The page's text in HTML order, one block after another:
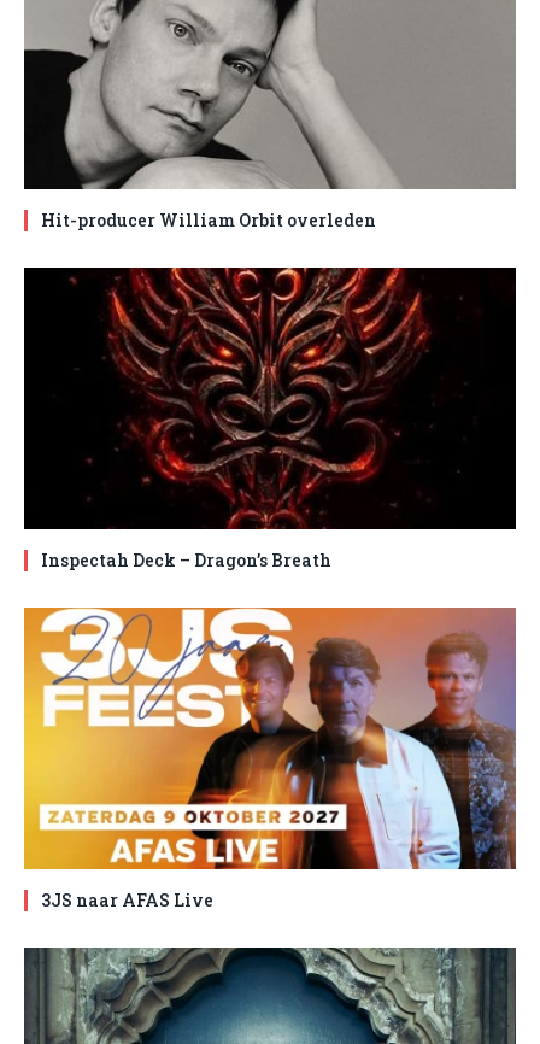
Hit-producer William Orbit overleden
Inspectah Deck – Dragon’s Breath
3JS naar AFAS Live